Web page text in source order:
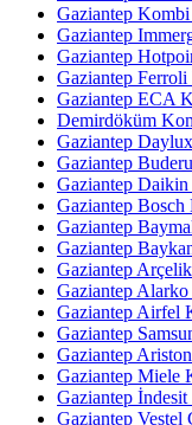
Gaziantep Kombi
Gaziantep
Gaziantep
Gaziantep
Gaziantep ECA
Demirdöküm
Gaziantep
Gaziantep
Gaziantep
Gaziantep
Gaziantep
Gaziantep
Gaziantep
Gaziantep
Gaziantep Airfel
Gaziantep
Gaziantep
Gaziantep Miele
Gaziantep İndesit
Gaziantep Vestel